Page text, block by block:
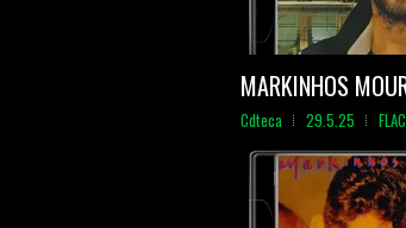
MARKINHOS
Cdteca 29.5.25 FLAC